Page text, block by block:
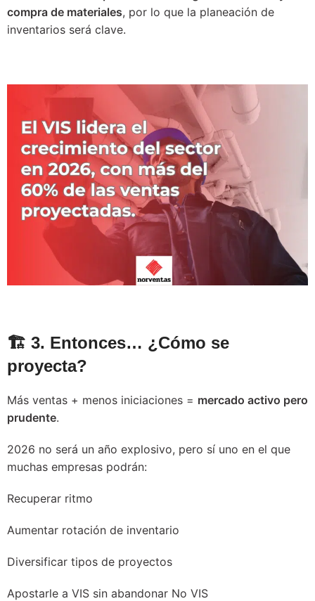
compra de materiales, por lo que la planeación de
inventarios será clave.
🏗️ 3. Entonces… ¿Cómo se
proyecta?
Más ventas + menos iniciaciones = mercado activo pero
prudente.
2026 no será un año explosivo, pero sí uno en el que
muchas empresas podrán:
Recuperar ritmo
Aumentar rotación de inventario
Diversificar tipos de proyectos
Apostarle a VIS sin abandonar No VIS